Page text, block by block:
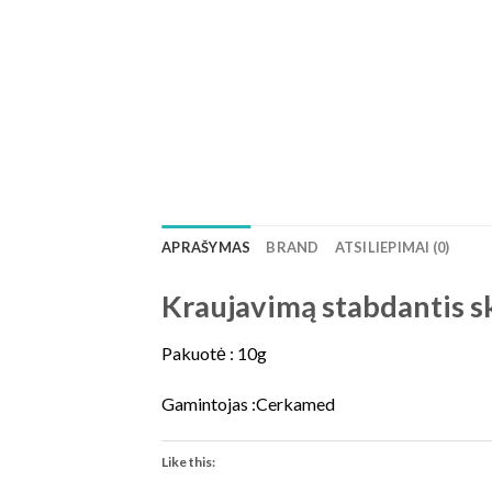
APRAŠYMAS BRAND ATSILIEPIMAI (0)
Kraujavimą stabdantis
Pakuotė : 10g
Gamintojas :Cerkamed
Like this: